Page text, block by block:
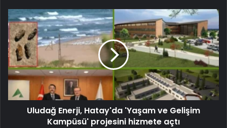
Uludağ Enerji, Hatay'da 'Yaşam ve Gelişim
Kampüsü' projesini hizmete açtı